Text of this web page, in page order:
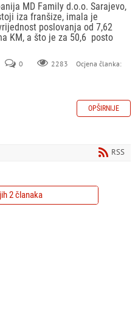
MD Family d.o.o. Sarajevo,
iza franšize, imala je
poslovanja od 7,62
KM, a što je za 50,6 posto
0 2283
Ocjena članka:
OPŠIRNIJE
RSS
2 članaka